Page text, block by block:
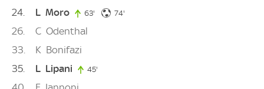
24
L Moro 63' 63. minute
74'
26 C Odenthal
33
K Bonifazi
35
L Lipani 45'